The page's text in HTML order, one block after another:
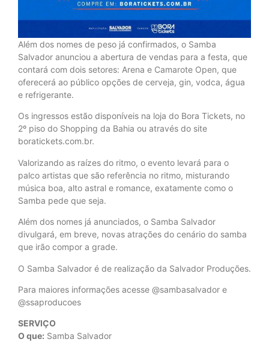
Além dos nomes de peso já confirmados, o Samba
Salvador anunciou a abertura de vendas para a festa, que
contará com dois setores: Arena e Camarote Open, que
oferecerá ao público opções de cerveja, gin, vodca, água
e refrigerante.
Os ingressos estão disponíveis na loja do Bora Tickets, no
2º piso do Shopping da Bahia ou através do site
boratickets.com.br.
Valorizando as raízes do ritmo, o evento levará para o
palco artistas que são referência no ritmo, misturando
música boa, alto astral e romance, exatamente como o
Samba pede que seja.
Além dos nomes já anunciados, o Samba Salvador
divulgará, em breve, novas atrações do cenário do samba
que irão compor a grade.
O Samba Salvador é de realização da Salvador Produções.
Para maiores informações acesse @sambasalvador e
@ssaproducoes
SERVIÇO
O que: Samba Salvador